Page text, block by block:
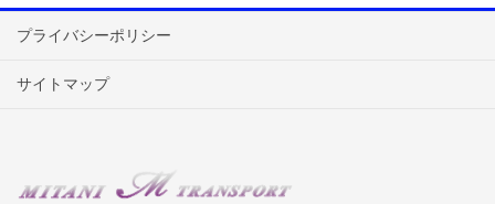
プライバシーポリシー
サイトマップ